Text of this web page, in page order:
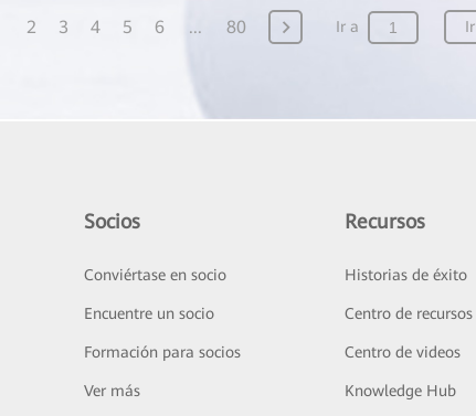
2 3 4 5 6 ... 80 Ir a Ir
Socios
Conviértase en socio
Encuentre un socio
Formación para socios
Ver más
Recursos
Historias de éxito
Centro de recursos
Centro de videos
Knowledge Hub